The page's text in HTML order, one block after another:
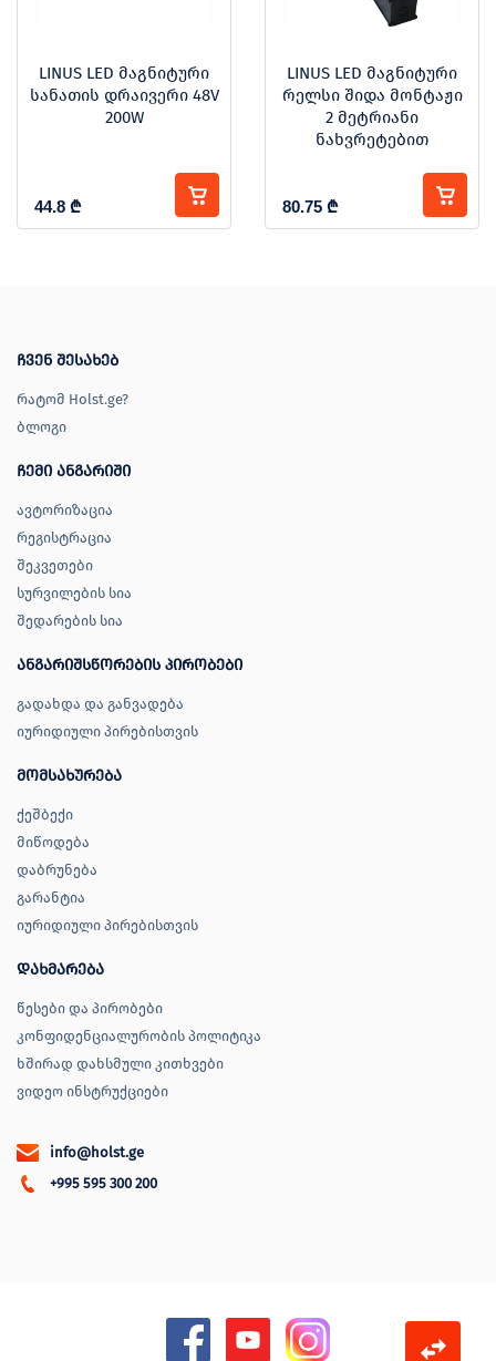
LINUS LED მაგნიტური
სანათის დრაივერი 48V
200W
44.8 ₾
LINUS LED მაგნიტური
რელსი შიდა მონტაჟი
2 მეტრიანი
ნახვრეტებით
80.75 ₾
ჩვენ შესახებ
რატომ Holst.ge?
ბლოგი
ჩემი ანგარიში
ავტორიზაცია
რეგისტრაცია
შეკვეთები
სურვილების სია
შედარების სია
ანგარიშსწორების პირობები
გადახდა და განვადება
იურიდიული პირებისთვის
მომსახურება
ქეშბექი
მიწოდება
დაბრუნება
გარანტია
იურიდიული პირებისთვის
დახმარება
წესები და პირობები
კონფიდენციალურობის პოლიტიკა
ხშირად დახსმული კითხვები
ვიდეო ინსტრუქციები
info@holst.ge
+995 595 300 200